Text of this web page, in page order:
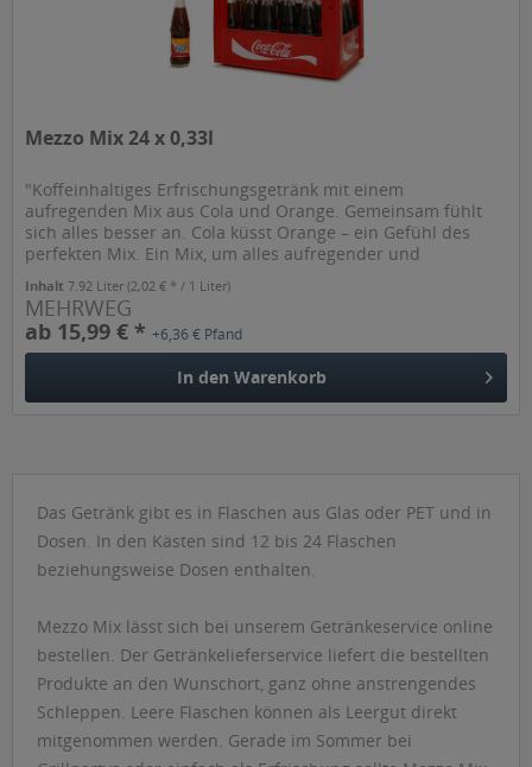
Mezzo Mix 24 x 0,33l
"Koffeinhaltiges Erfrischungsgetränk mit einem
aufregenden Mix aus Cola und Orange. Gemeinsam fühlt
sich alles besser an. Cola küsst Orange – ein Gefühl des
perfekten Mix. Ein Mix, um alles aufregender und
Inhalt7.92 Liter(2,02 € * / 1 Liter)
MEHRWEG
ab 15,99 € *+6,36 € Pfand
In den Warenkorb
Das Getränk gibt es in Flaschen aus Glas oder PET und in
Dosen. In den Kästen sind 12 bis 24 Flaschen
beziehungsweise Dosen enthalten.
Mezzo Mix lässt sich bei unserem Getränkeservice online
bestellen. Der Getränkelieferservice liefert die bestellten
Produkte an den Wunschort, ganz ohne anstrengendes
Schleppen. Leere Flaschen können als Leergut direkt
mitgenommen werden. Gerade im Sommer bei